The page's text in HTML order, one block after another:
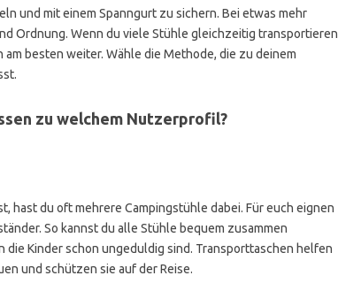
und mit einem Spanngurt zu sichern. Bei etwas mehr
Ordnung. Wenn du viele Stühle gleichzeitig transportieren
besten weiter. Wähle die Methode, die zu deinem
zu welchem Nutzerprofil?
hast du oft mehrere Campingstühle dabei. Für euch eignen
So kannst du alle Stühle bequem zusammen
die Kinder schon ungeduldig sind. Transporttaschen helfen
und schützen sie auf der Reise.